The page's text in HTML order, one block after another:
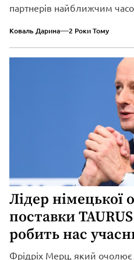
партнерів найближчим
американським
допомоги і змушуватиме
перемовин із російськими
Коваль Дарина 2 Роки Тому
Лідер німецької
поставки
робить нас
Фрідріх Мерц, який очолює